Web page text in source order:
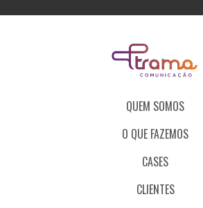
QUEM SOMOS
O QUE FAZEMOS
CASES
CLIENTES